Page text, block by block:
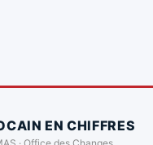
EN CHIFFRES